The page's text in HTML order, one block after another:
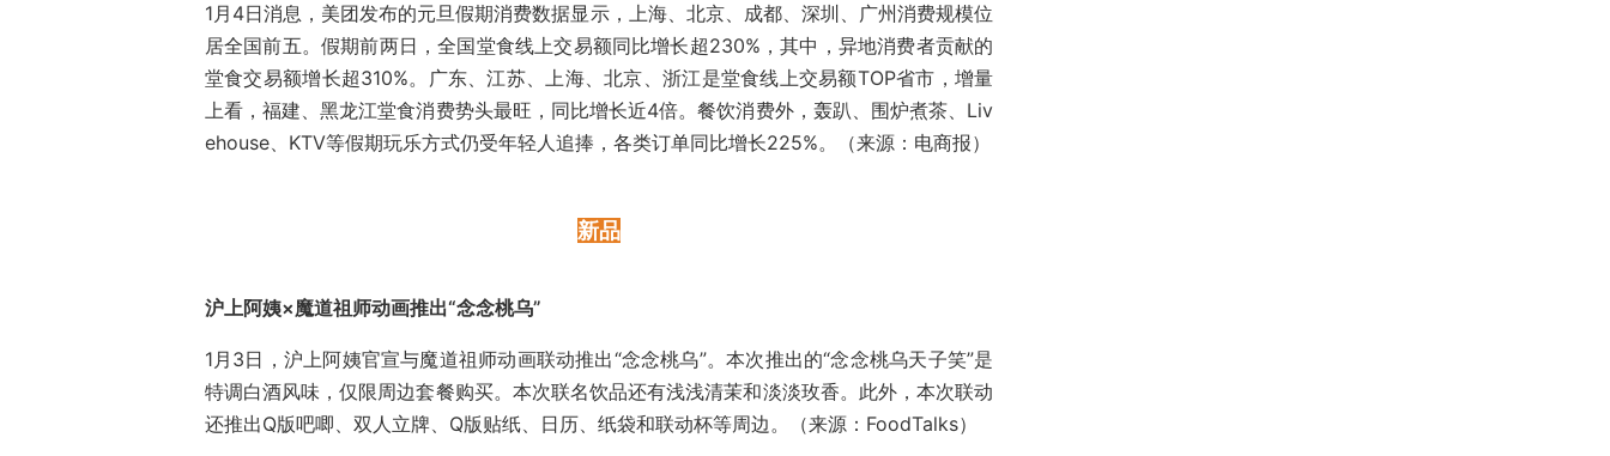
1月4日消息，美团发布的元旦假期消费数据显示，上海、北京、成都、深圳、广州消费规模位
居全国前五。假期前两日，全国堂食线上交易额同比增长超230%，其中，异地消费者贡献的
堂食交易额增长超310%。广东、江苏、上海、北京、浙江是堂食线上交易额TOP省市，增量
上看，福建、黑龙江堂食消费势头最旺，同比增长近4倍。餐饮消费外，轰趴、围炉煮茶、Liv
ehouse、KTV等假期玩乐方式仍受年轻人追捧，各类订单同比增长225%。（来源：电商报）
新品
沪上阿姨×魔道祖师动画推出“念念桃乌”
1月3日，沪上阿姨官宣与魔道祖师动画联动推出“念念桃乌”。本次推出的“念念桃乌天子笑”是
特调白酒风味，仅限周边套餐购买。本次联名饮品还有浅浅清茉和淡淡玫香。此外，本次联动
还推出Q版吧唧、双人立牌、Q版贴纸、日历、纸袋和联动杯等周边。（来源：FoodTalks）